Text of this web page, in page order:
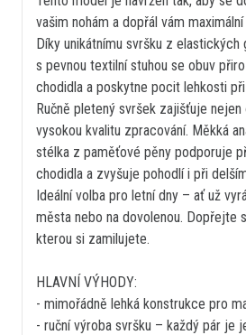
vašim nohám a dopřál vám
Díky unikátnímu svršku z elastických
s pevnou textilní stuhou se obuv
chodidla a poskytne pocit lehkosti
Ručně pletený svršek zajišťuje nejen
vysokou kvalitu zpracování. Měkká
stélka z paměťové pěny podporuje
chodidla a zvyšuje pohodlí i při
Ideální volba pro letní dny – ať už
města nebo na dovolenou. Dopřejte
kterou si zamilujete.
HLAVNÍ VÝHODY:
- mimořádně lehká konstrukce pro
- ruční výroba svršku – každý pár je